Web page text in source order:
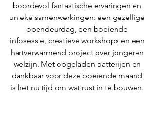
boordevol fantastische ervaringen en
unieke samenwerkingen: een gezellige
opendeurdag, een boeiende
infosessie, creatieve workshops en een
hartverwarmend project over jongeren
welzijn. Met opgeladen batterijen en
dankbaar voor deze boeiende maand
is het nu tijd om wat rust in te bouwen.